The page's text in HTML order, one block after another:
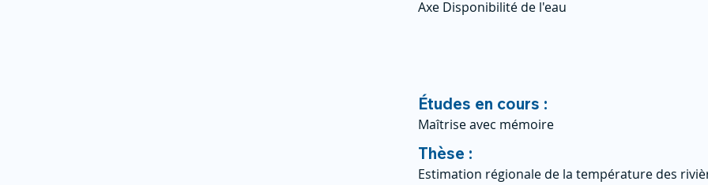
Axe Disponibilité de l'eau
Études en cours :
Maîtrise avec mémoire
Thèse :
Estimation régionale de la température des